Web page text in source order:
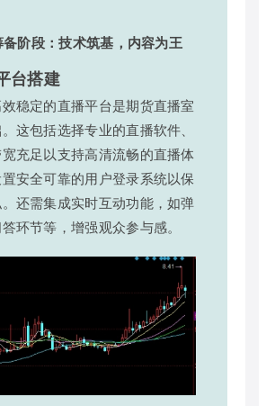
阶段：技术筑基，内容为王
台搭建
稳定的直播平台是期货直播室
这包括选择专业的直播软件、
充足以支持高清流畅的直播体
安全可靠的用户登录系统以保
还需集成实时互动功能，如弹
环节等，增强观众参与感。